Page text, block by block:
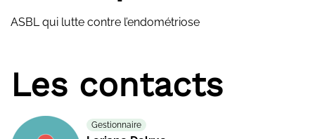
ASBL qui lutte contre l’endométriose
Les contacts
Gestionnaire